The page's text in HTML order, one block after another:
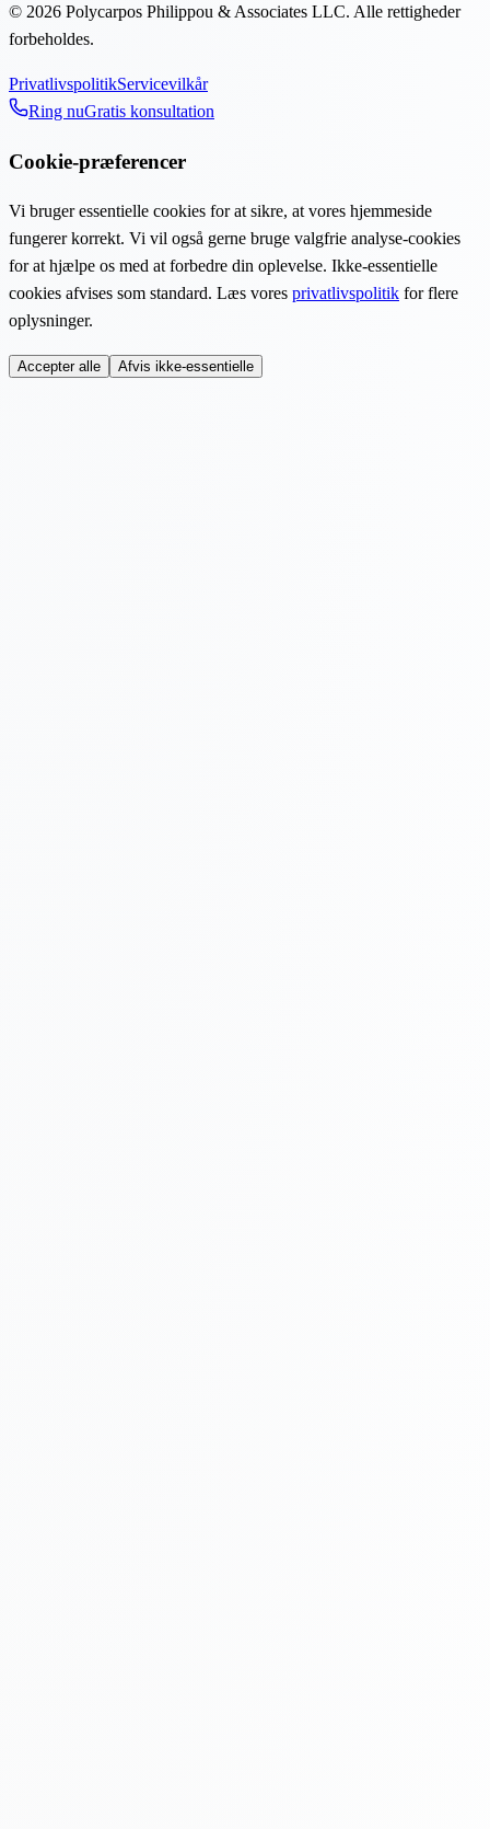
© 2026 Polycarpos Philippou & Associates LLC. Alle rettigheder
forbeholdes.
PrivatlivspolitikServicevilkår
Ring nuGratis konsultation
Cookie-præferencer
Vi bruger essentielle cookies for at sikre, at vores hjemmeside
fungerer korrekt. Vi vil også gerne bruge valgfrie analyse-cookies
for at hjælpe os med at forbedre din oplevelse. Ikke-essentielle
cookies afvises som standard. Læs vores privatlivspolitik for flere
oplysninger.
Accepter alle Afvis ikke-essentielle